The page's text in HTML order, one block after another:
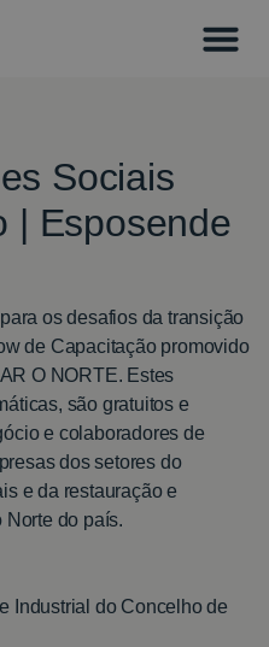
Sociais
| Esposende
os desafios da transição
de Capacitação promovido
O NORTE. Estes
são gratuitos e
e colaboradores de
dos setores do
e da restauração e
Norte do país.
Industrial do Concelho de